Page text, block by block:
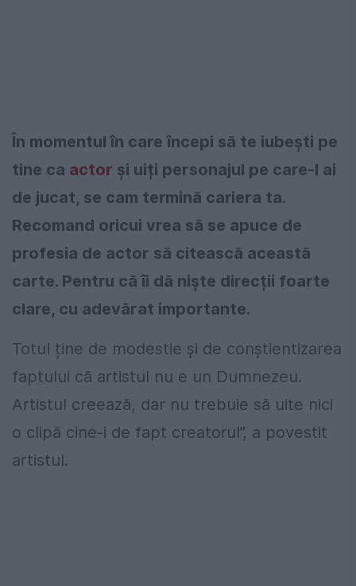
În momentul în care începi să te iubești pe
tine ca actor și uiți personajul pe care-l ai
de jucat, se cam termină cariera ta.
Recomand oricui vrea să se apuce de
profesia de actor să citească această
carte. Pentru că îi dă niște direcții foarte
clare, cu adevărat importante.
Totul ține de modestie și de conștientizarea
faptului că artistul nu e un Dumnezeu.
Artistul creează, dar nu trebuie să uite nici
o clipă cine-i de fapt creatorul”, a povestit
artistul.